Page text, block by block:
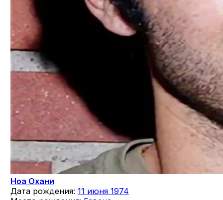
Ноа Охани
Дата рождения: 11 июня 1974